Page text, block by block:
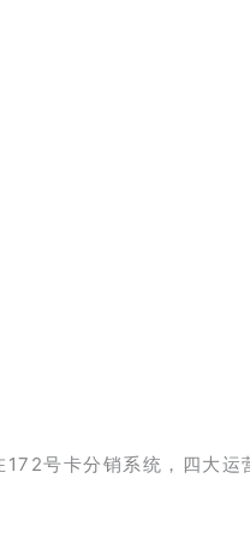
号卡分销系统，四大运